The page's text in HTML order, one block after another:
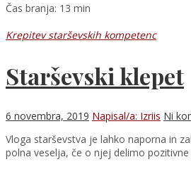
Čas branja: 13 min
Krepitev starševskih kompetenc
Starševski klepet
6 novembra, 2019 Napisal/a: Izriis Ni
Vloga starševstva je lahko naporna in
polna veselja, če o njej delimo